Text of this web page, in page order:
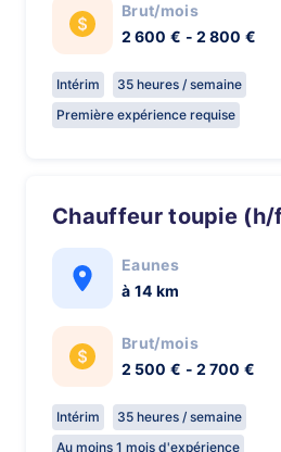
Brut/mois
2 600 € - 2 800 €
Intérim
35 heures / semaine
Première expérience requise
Chauffeur toupie
Eaunes
à 14 km
Brut/mois
2 500 € - 2 700 €
Intérim
35 heures / semaine
Au moins 1 mois d'expérience